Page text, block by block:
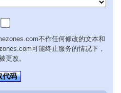
不作任何修改的文本和
可能终止服务的情况下，
更改。
代码